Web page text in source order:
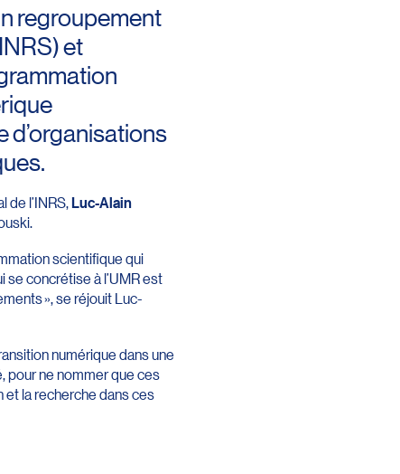
regroupement
et
d’organisations
de l’INRS,Luc-Alain
scientifique qui
concrétise à l’UMR est
», se réjouit Luc-
numérique dans une
pour ne nommer que ces
et la recherche dans ces